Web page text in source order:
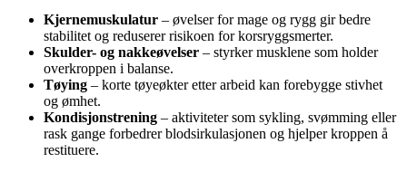
Kjernemuskulatur – øvelser for mage og rygg gir bedre
stabilitet og reduserer risikoen for korsryggsmerter.
Skulder- og nakkeøvelser – styrker musklene som holder
overkroppen i balanse.
Tøying – korte tøyeøkter etter arbeid kan forebygge stivhet
og ømhet.
Kondisjonstrening – aktiviteter som sykling, svømming eller
rask gange forbedrer blodsirkulasjonen og hjelper kroppen å
restituere.